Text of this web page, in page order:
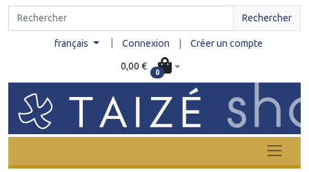
Rechercher
français Connexion Créer un compte
0,00 €
0